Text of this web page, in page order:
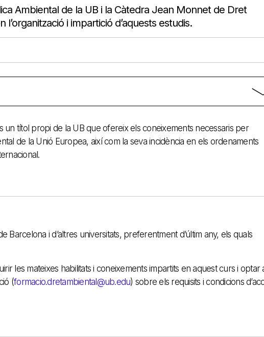
Ambiental de la UB i la Càtedra Jean Monnet de Dret
i impartició d’aquests estudis.
un títol propi de la UB que ofereix els coneixements necessaris per
de la Unió Europea, així com la seva incidència en els ordenaments
Barcelona i d’altres universitats, preferentment d’últim any, els quals
les mateixes habilitats i coneixements impartits en aquest curs i optar
(formacio.dretambiental@ub.edu) sobre els requisits i condicions